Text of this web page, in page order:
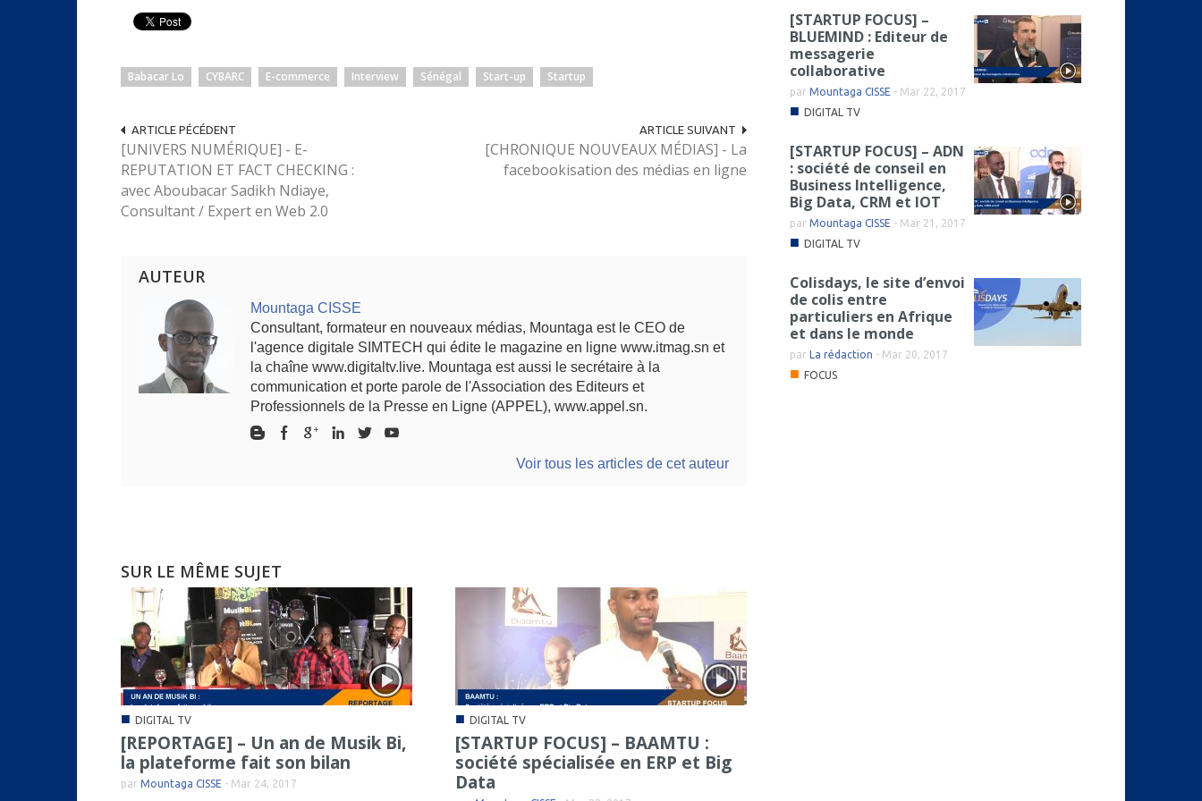
Babacar Lo CYBARC E-commerce Interview Sénégal Start-up Startup
ARTICLE PÉCÉDENT
[UNIVERS NUMÉRIQUE] - E-
REPUTATION ET FACT CHECKING :
avec Aboubacar Sadikh Ndiaye,
Consultant / Expert en Web 2.0
ARTICLE SUIVANT
[CHRONIQUE NOUVEAUX MÉDIAS] - La
facebookisation des médias en ligne
AUTEUR
Mountaga CISSE
Consultant, formateur en nouveaux médias, Mountaga est le CEO de
l'agence digitale SIMTECH qui édite le magazine en ligne www.itmag.sn et
la chaîne www.digitaltv.live. Mountaga est aussi le secrétaire à la
communication et porte parole de l'Association des Editeurs et
Professionnels de la Presse en Ligne (APPEL), www.appel.sn.
Voir tous les articles de cet auteur
SUR LE MÊME SUJET
■ DIGITAL TV
[REPORTAGE] – Un an de Musik Bi,
la plateforme fait son bilan
par Mountaga CISSE - Mar 24, 2017
■ DIGITAL TV
[STARTUP FOCUS] – BAAMTU :
société spécialisée en ERP et Big
Data
[STARTUP FOCUS] –
BLUEMIND : Editeur de
messagerie
collaborative
parMountaga CISSE - Mar 22, 2017
■ DIGITAL TV
[STARTUP FOCUS] – ADN
: société de conseil en
Business Intelligence,
Big Data, CRM et IOT
parMountaga CISSE - Mar 21, 2017
■ DIGITAL TV
Colisdays, le site d’envoi
de colis entre
particuliers en Afrique
et dans le monde
parLa rédaction - Mar 20, 2017
■ FOCUS